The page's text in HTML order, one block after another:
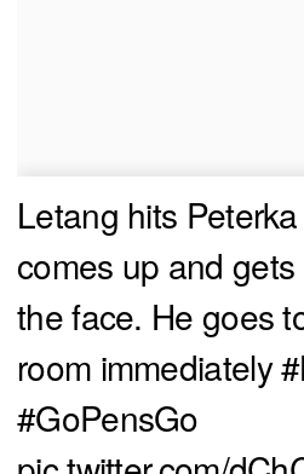
Letang hits
comes up and
the face. He goes
room immediately
#GoPensGo